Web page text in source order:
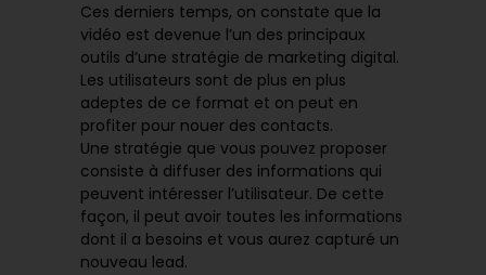
Ces derniers temps, on constate que la
vidéo est devenue l’un des principaux
outils d’une stratégie de marketing digital.
Les utilisateurs sont de plus en plus
adeptes de ce format et on peut en
profiter pour nouer des contacts.
Une stratégie que vous pouvez proposer
consiste à diffuser des informations qui
peuvent intéresser l’utilisateur. De cette
façon, il peut avoir toutes les informations
dont il a besoins et vous aurez capturé un
nouveau lead.